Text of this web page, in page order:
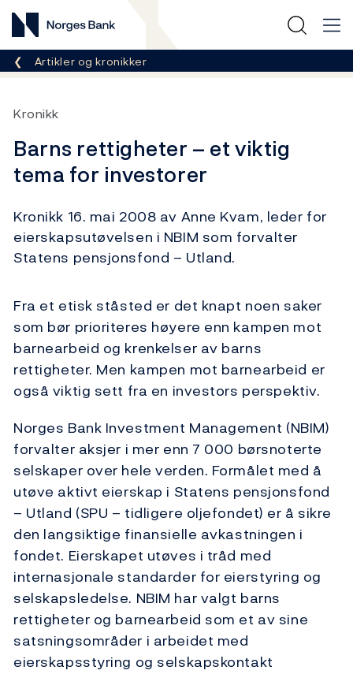
Norges Bank
Her er du nå:
Artikler og kronikker
Kronikk
Barns rettigheter – et viktig
tema for investorer
Kronikk 16. mai 2008 av Anne Kvam, leder for
eierskapsutøvelsen i NBIM som forvalter
Statens pensjonsfond – Utland.
Fra et etisk ståsted er det knapt noen saker
som bør prioriteres høyere enn kampen mot
barnearbeid og krenkelser av barns
rettigheter. Men kampen mot barnearbeid er
også viktig sett fra en investors perspektiv.
Norges Bank Investment Management (NBIM)
forvalter aksjer i mer enn 7 000 børsnoterte
selskaper over hele verden. Formålet med å
utøve aktivt eierskap i Statens pensjonsfond
– Utland (SPU – tidligere oljefondet) er å sikre
den langsiktige finansielle avkastningen i
fondet. Eierskapet utøves i tråd med
internasjonale standarder for eierstyring og
selskapsledelse. NBIM har valgt barns
rettigheter og barnearbeid som et av sine
satsningsområder i arbeidet med
eierskapsstyring og selskapskontakt